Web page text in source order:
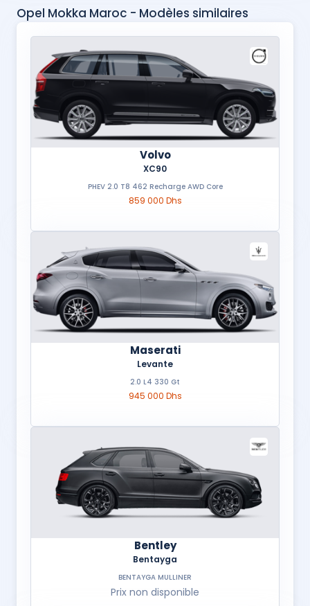
Opel Mokka Maroc - Modèles similaires
Volvo
XC90
PHEV 2.0 T8 462 Recharge AWD Core
859 000 Dhs
Maserati
Levante
2.0 L4 330 Gt
945 000 Dhs
Bentley
Bentayga
BENTAYGA MULLINER
Prix non disponible